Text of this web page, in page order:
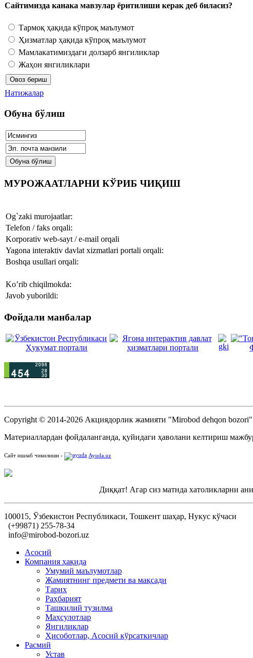
Сайтимизда канака мавзулар ёритилиши керак деб биласиз?
Тармоқ ҳақида кўпроқ маълумот
Ҳизматлар ҳақида кўпроқ маълумот
Мамлакатимиздаги долзарб янгиликлар
Жаҳон янгиликлари
Натижалар
Обуна бўлиш
МУРОЖААТЛАРНИ КЎРИБ ЧИҚИШ
Og`zaki murojaatlar:
Telefon / faks orqali:
Korporativ web-sayt / e-mail orqali
Yagona interaktiv davlat xizmatlari portali orqali:
Boshqa usullari orqali:
Ko’rib chiqilmokda:
Javob yuborildi:
Фойдали манбалар
Copyright © 2014-2026 Акциядорлик жамияти "Mirobod dehqon bozori"
Материаллардан фойдаланганда, қуйидаги ҳаволани келтириш
Сайт ишлаб чикилиши - Ayuda.uz
Диққат! Агар сиз матнда хатоликларни
100015, Ўзбекистон Республикаси, Тошкент шаҳар, Нукус кўчаси
(+99871) 255-78-34
info@mirobod-bozori.uz
Асосий
Компания ҳақида
Умумий маълумотлар
Жамиятнинг предмети ва мақсади
Тарих
Раҳбарият
Ташкилий тузилма
Маҳсулотлар
Янгиликлар
Ҳисоботлар, Асосий кўрсаткичлар
Расмий
Устав